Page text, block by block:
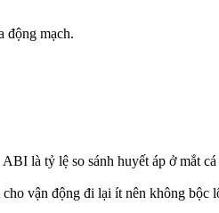
động mạch.
là tỷ lệ so sánh huyết áp ở mắt
vận động đi lại ít nên không bộc